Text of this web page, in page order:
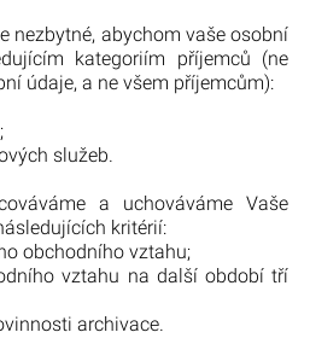
nezbytné, abychom vaše osobní
kategoriím příjemců (ne
údaje, a ne všem příjemcům):
služeb.
a uchováváme Vaše
kritérií:
obchodního vztahu;
vztahu na další období tří
archivace.